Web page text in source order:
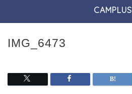
CAMPLUS
IMG_6473